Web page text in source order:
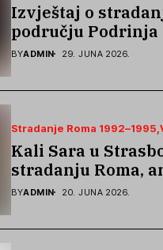
Izvještaj o
području
Bosne 1992–1995.
BYADMIN 29. JUNA 2026.
Stradanje Roma 1992–1995
Kali Sara u
stradanju Roma,
borbi protiv
BYADMIN 20. JUNA 2026.